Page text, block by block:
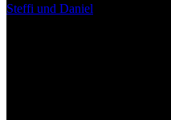
Steffi und Daniel